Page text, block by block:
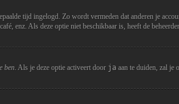
tijd ingelogd. Zo wordt vermeden dat anderen je
enz. Als deze optie niet beschikbaar is, heeft de
ben. Als je deze optie activeert door ja aan te duiden, zal je